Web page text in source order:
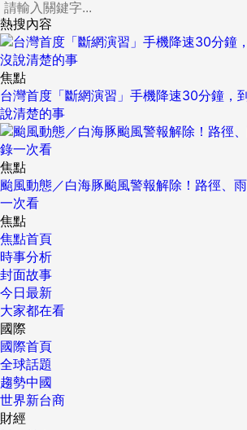
熱搜內容
焦點
台灣首度「斷網演習」手機降速30分鐘，
說清楚的事
焦點
颱風動態／白海豚颱風警報解除！路徑、
一次看
焦點
焦點首頁
時事分析
封面故事
今日最新
大家都在看
國際
國際首頁
全球話題
趨勢中國
世界新台商
財經